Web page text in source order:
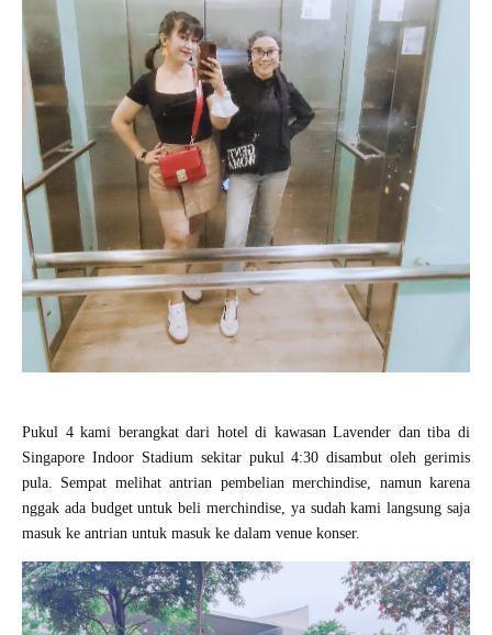
Pukul 4 kami berangkat dari hotel di kawasan Lavender dan tiba di
Singapore Indoor Stadium sekitar pukul 4:30 disambut oleh gerimis
pula. Sempat melihat antrian pembelian merchindise, namun karena
nggak ada budget untuk beli merchindise, ya sudah kami langsung saja
masuk ke antrian untuk masuk ke dalam venue konser.